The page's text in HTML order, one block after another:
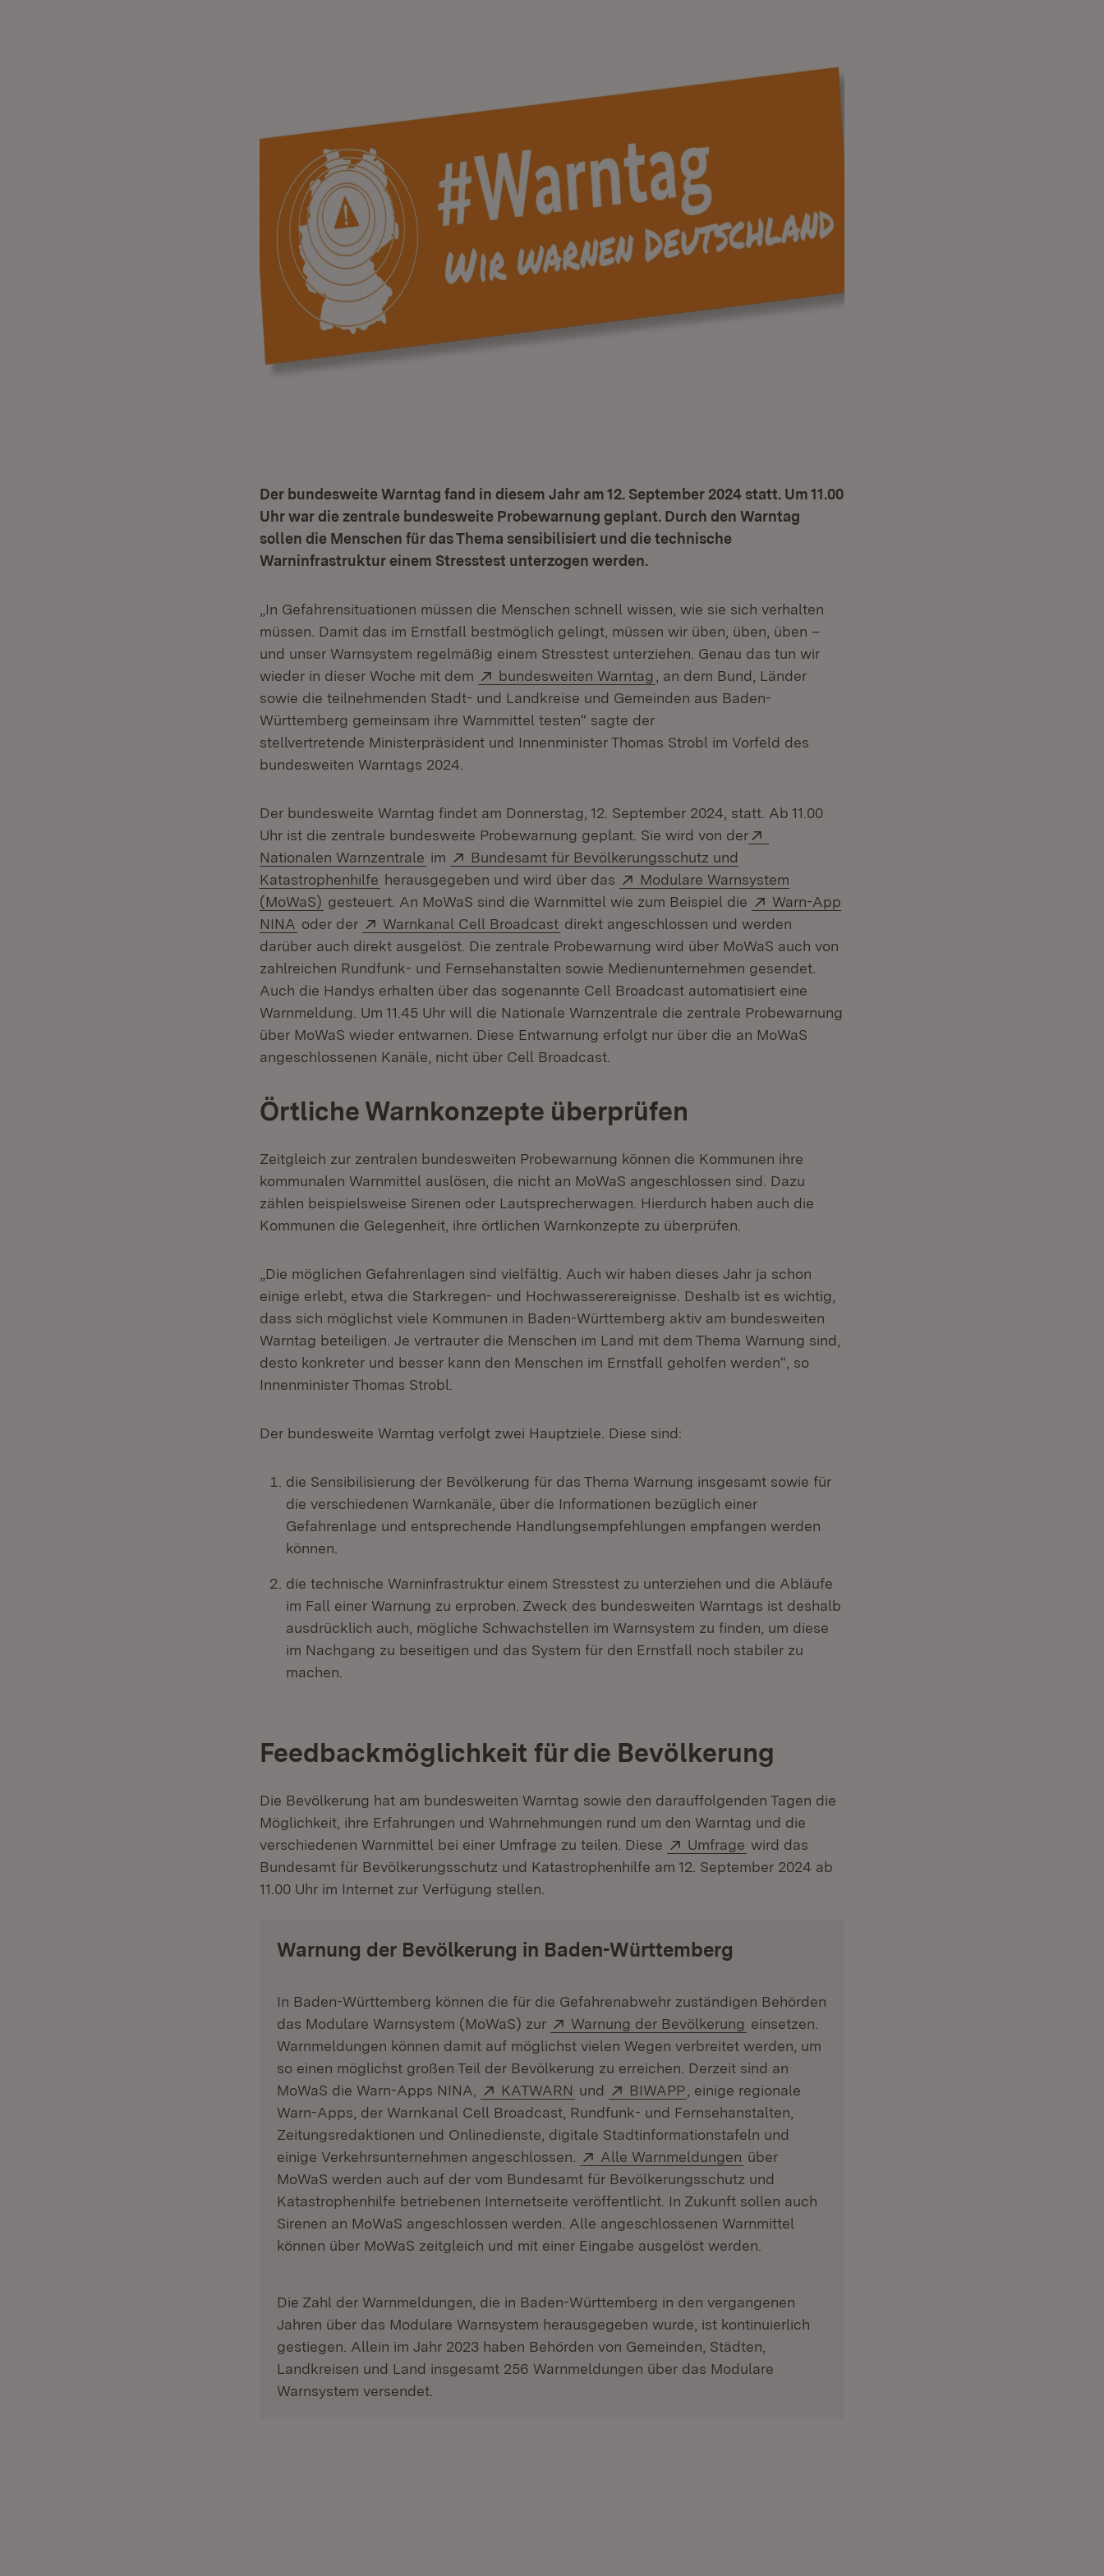
Der bundesweite Warntag fand in diesem Jahr am 12. September 2024 statt. Um 11.00
Uhr war die zentrale bundesweite Probewarnung geplant. Durch den Warntag
sollen die Menschen für das Thema sensibilisiert und die technische
Warninfrastruktur einem Stresstest unterzogen werden.
„In Gefahrensituationen müssen die Menschen schnell wissen, wie sie sich verhalten
müssen. Damit das im Ernstfall bestmöglich gelingt, müssen wir üben, üben, üben –
und unser Warnsystem regelmäßig einem Stresstest unterziehen. Genau das tun wir
wieder in dieser Woche mit dem
Extern:
bundesweiten Warntag (Öffnet in neuem Fenster)
, an dem Bund, Länder
sowie die teilnehmenden Stadt- und Landkreise und Gemeinden aus Baden-
Württemberg gemeinsam ihre Warnmittel testen“ sagte der
stellvertretende Ministerpräsident und Innenminister Thomas Strobl im Vorfeld des
bundesweiten Warntags 2024.
Der bundesweite Warntag findet am Donnerstag, 12. September 2024, statt. Ab 11.00
Uhr ist die zentrale bundesweite Probewarnung geplant. Sie wird von der
Nationalen Warnzentrale (Öffnet in neuem Fenster)
im Extern:
Bundesamt für Bevölkerungsschutz und
Katastrophenhilfe (Öffnet in neuem Fenster)
herausgegeben und wird über das Extern:
Modulare Warnsystem
(MoWaS) (Öffnet in neuem Fenster)
gesteuert. An MoWaS sind die Warnmittel wie zum Beispiel die Extern:
Warn-App
NINA (Öffnet in neuem Fenster)
oder der Extern:
Warnkanal Cell Broadcast (Öffnet in neuem Fenster)
direkt angeschlossen und werden
darüber auch direkt ausgelöst. Die zentrale Probewarnung wird über MoWaS auch von
zahlreichen Rundfunk- und Fernsehanstalten sowie Medienunternehmen gesendet.
Auch die Handys erhalten über das sogenannte Cell Broadcast automatisiert eine
Warnmeldung. Um 11.45 Uhr will die Nationale Warnzentrale die zentrale Probewarnung
über MoWaS wieder entwarnen. Diese Entwarnung erfolgt nur über die an MoWaS
angeschlossenen Kanäle, nicht über Cell Broadcast.
Örtliche Warnkonzepte überprüfen
Zeitgleich zur zentralen bundesweiten Probewarnung können die Kommunen ihre
kommunalen Warnmittel auslösen, die nicht an MoWaS angeschlossen sind. Dazu
zählen beispielsweise Sirenen oder Lautsprecherwagen. Hierdurch haben auch die
Kommunen die Gelegenheit, ihre örtlichen Warnkonzepte zu überprüfen.
„Die möglichen Gefahrenlagen sind vielfältig. Auch wir haben dieses Jahr ja schon
einige erlebt, etwa die Starkregen- und Hochwasserereignisse. Deshalb ist es wichtig,
dass sich möglichst viele Kommunen in Baden-Württemberg aktiv am bundesweiten
Warntag beteiligen. Je vertrauter die Menschen im Land mit dem Thema Warnung sind,
desto konkreter und besser kann den Menschen im Ernstfall geholfen werden“, so
Innenminister Thomas Strobl.
Der bundesweite Warntag verfolgt zwei Hauptziele. Diese sind:
die Sensibilisierung der Bevölkerung für das Thema Warnung insgesamt sowie für
die verschiedenen Warnkanäle, über die Informationen bezüglich einer
Gefahrenlage und entsprechende Handlungsempfehlungen empfangen werden
können.
die technische Warninfrastruktur einem Stresstest zu unterziehen und die Abläufe
im Fall einer Warnung zu erproben. Zweck des bundesweiten Warntags ist deshalb
ausdrücklich auch, mögliche Schwachstellen im Warnsystem zu finden, um diese
im Nachgang zu beseitigen und das System für den Ernstfall noch stabiler zu
machen.
Feedbackmöglichkeit für die Bevölkerung
Die Bevölkerung hat am bundesweiten Warntag sowie den darauffolgenden Tagen die
Möglichkeit, ihre Erfahrungen und Wahrnehmungen rund um den Warntag und die
verschiedenen Warnmittel bei einer Umfrage zu teilen. Diese
Extern:
Umfrage (Öffnet in neuem Fenster)
wird das
Bundesamt für Bevölkerungsschutz und Katastrophenhilfe am 12. September 2024 ab
11.00 Uhr im Internet zur Verfügung stellen.
Warnung der Bevölkerung in Baden-Württemberg
In Baden-Württemberg können die für die Gefahrenabwehr zuständigen Behörden
das Modulare Warnsystem (MoWaS) zur
Extern:
Warnung der Bevölkerung (Öffnet in neuem Fenster)
einsetzen.
Warnmeldungen können damit auf möglichst vielen Wegen verbreitet werden, um
so einen möglichst großen Teil der Bevölkerung zu erreichen. Derzeit sind an
MoWaS die Warn-Apps NINA,
Extern:
KATWARN (Öffnet in neuem Fenster)
und Extern:
BIWAPP (Öffnet in neuem Fenster)
, einige regionale
Warn-Apps, der Warnkanal Cell Broadcast, Rundfunk- und Fernsehanstalten,
Zeitungsredaktionen und Onlinedienste, digitale Stadtinformationstafeln und
einige Verkehrsunternehmen angeschlossen.
Extern:
Alle Warnmeldungen (Öffnet in neuem Fenster)
über
MoWaS werden auch auf der vom Bundesamt für Bevölkerungsschutz und
Katastrophenhilfe betriebenen Internetseite veröffentlicht. In Zukunft sollen auch
Sirenen an MoWaS angeschlossen werden. Alle angeschlossenen Warnmittel
können über MoWaS zeitgleich und mit einer Eingabe ausgelöst werden.
Die Zahl der Warnmeldungen, die in Baden-Württemberg in den vergangenen
Jahren über das Modulare Warnsystem herausgegeben wurde, ist kontinuierlich
gestiegen. Allein im Jahr 2023 haben Behörden von Gemeinden, Städten,
Landkreisen und Land insgesamt 256 Warnmeldungen über das Modulare
Warnsystem versendet.